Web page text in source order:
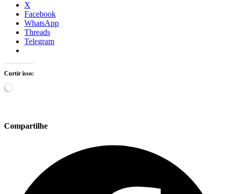
X
Facebook
WhatsApp
Threads
Telegram
Curtir isso:
Compartilhe